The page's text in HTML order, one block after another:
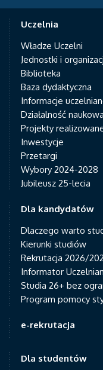
Uczelnia
Władze Uczelni
Jednostki i
Biblioteka
Baza dydaktyczna
Informacje
Działalność naukowa
Projekty
Inwestycje
Przetargi
Wybory 2024-2028
Jubileusz 25-lecia
Dla kandydatów
Dlaczego warto
Kierunki studiów
Rekrutacja 2026/
Informator
Studia 26+ bez
Program pomocy
e-rekrutacja
Dla studentów